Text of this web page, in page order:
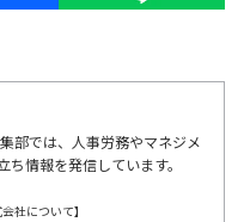
部では、人事労務やマネジメ
ち情報を発信しています。
社について】